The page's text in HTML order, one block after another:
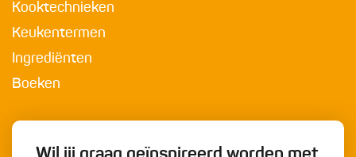
Kooktechnieken
Keukentermen
Ingrediënten
Boeken